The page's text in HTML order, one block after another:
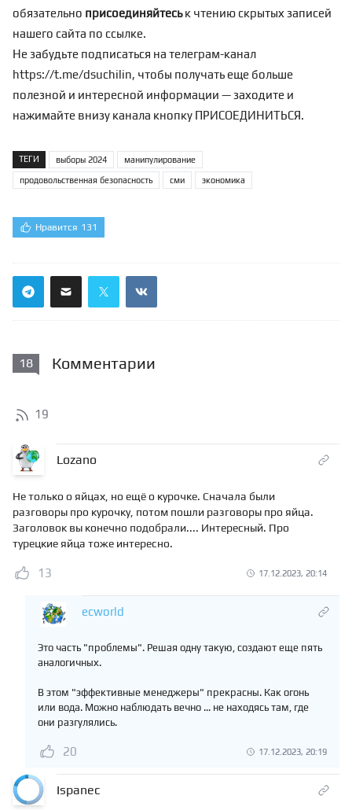
обязательно присоединяйтеськ чтению скрытых записей
нашего сайта по ссылке.
Не забудьте подписаться на телеграм-канал
https://t.me/dsuchilin, чтобы получать еще больше
полезной и интересной информации — заходите и
нажимайте внизу канала кнопку ПРИСОЕДИНИТЬСЯ.
ТЕГИ выборы 2024 манипулирование
продовольственная безопасность сми экономика
Нравится 131
18 Комментарии
19
Lozano
Не только о яйцах, но ещё о курочке. Сначала были
разговоры про курочку, потом пошли разговоры про яйца.
Заголовок вы конечно подобрали.... Интересный. Про
турецкие яйца тоже интересно.
13 17.12.2023, 20:14
ecworld
Это часть "проблемы". Решая одну такую, создают еще пять
аналогичных.
В этом "эффективные менеджеры" прекрасны. Как огонь
или вода. Можно наблюдать вечно ... не находясь там, где
они разгулялись.
20 17.12.2023, 20:19
Ispanec